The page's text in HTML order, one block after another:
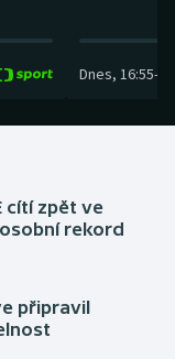
Dnes, 16:55-
cítí zpět ve
rekord
připravil